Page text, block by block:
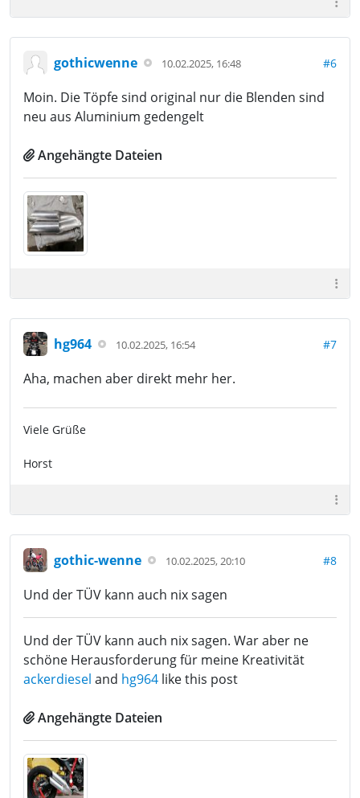
gothicwenne 10.02.2025, 16:48 #6
Moin. Die Töpfe sind original nur die Blenden sind
neu aus Aluminium gedengelt
Angehängte Dateien
hg964 10.02.2025, 16:54 #7
Aha, machen aber direkt mehr her.
Viele Grüße
Horst
gothic-wenne 10.02.2025, 20:10 #8
Und der TÜV kann auch nix sagen
Und der TÜV kann auch nix sagen. War aber ne
schöne Herausforderung für meine Kreativität
ackerdiesel and hg964 like this post
Angehängte Dateien